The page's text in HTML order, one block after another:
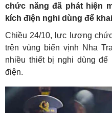
chức năng đã phát hiện
kích điện nghi dùng để
Chiều 24/10, lực lượng
trên vùng biển vịnh Nha
nhiều thiết bị nghi dùng để
điện.